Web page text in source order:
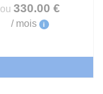
ou 330.00 €
/ mois i